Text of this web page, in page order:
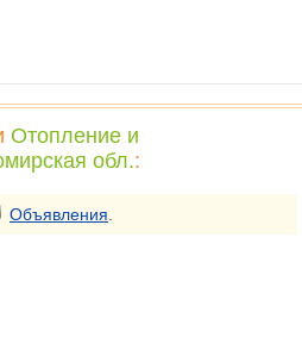
Отопление и
обл.:
Объявления